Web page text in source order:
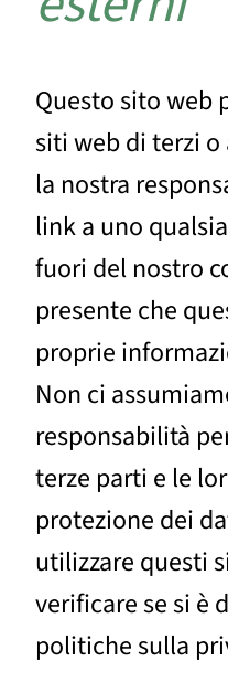
Questo sito web
siti web di terzi
la nostra
link a uno
fuori del nostro
presente che
proprie
Non ci
responsabilità
terze parti e le
protezione dei
utilizzare questi
verificare se si è
politiche sulla